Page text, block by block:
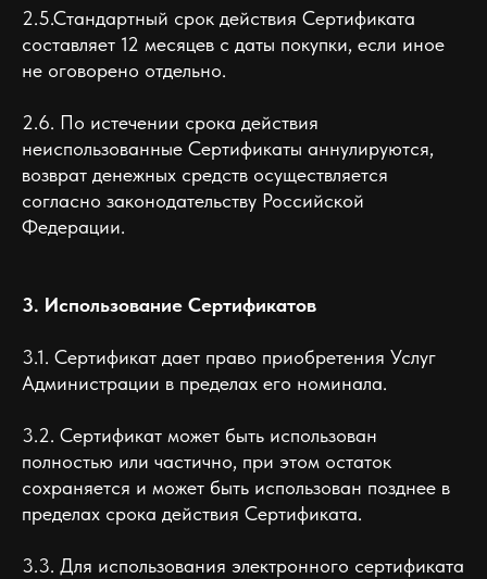
2.5.Стандартный срок действия Сертификата
составляет 12 месяцев с даты покупки, если иное
не оговорено отдельно.
2.6. По истечении срока действия
неиспользованные Сертификаты аннулируются,
возврат денежных средств осуществляется
согласно законодательству Российской
Федерации.
3. Использование Сертификатов
3.1. Сертификат дает право приобретения Услуг
Администрации в пределах его номинала.
3.2. Сертификат может быть использован
полностью или частично, при этом остаток
сохраняется и может быть использован позднее в
пределах срока действия Сертификата.
3.3. Для использования электронного сертификата